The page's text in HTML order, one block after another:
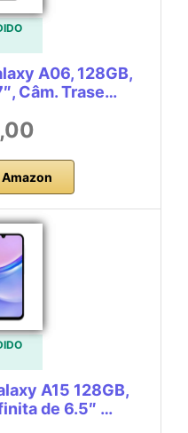
A06, 128GB,
Câm. Trase…
A15 128GB,
de 6.5″ …